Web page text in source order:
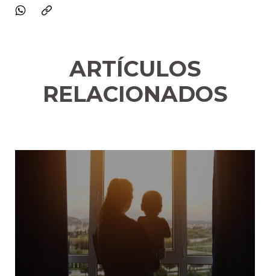
ARTÍCULOS
RELACIONADOS